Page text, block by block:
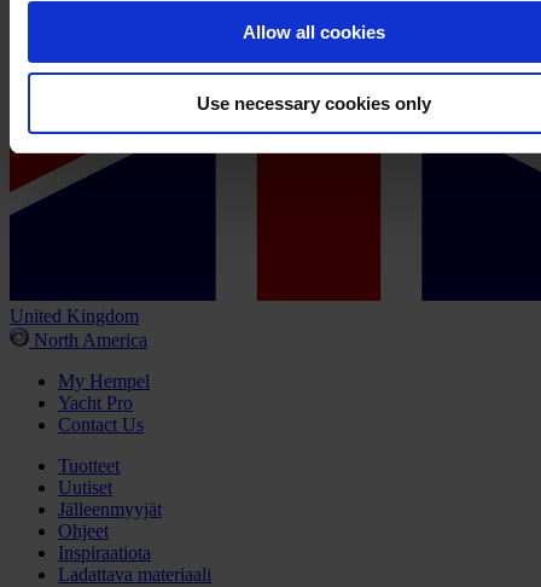
Allow all cookies
Use necessary cookies only
United Kingdom
North America
My Hempel
Yacht Pro
Contact Us
Tuotteet
Uutiset
Jälleenmyyjät
Ohjeet
Inspiraatiota
Ladattava materiaali